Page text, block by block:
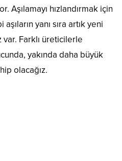
Aşılamayı hızlandırmak için
yanı sıra artık yeni
var. Farklı üreticilerle
yakında daha büyük
olacağız.